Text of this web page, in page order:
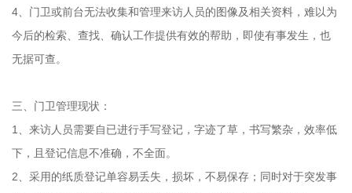
4、门卫或前台无法收集和管理来访人员的图像及相关资料，难以为
今后的检索、查找、确认工作提供有效的帮助，即使有事发生，也
无据可查。
三、门卫管理现状：
1、来访人员需要自已进行手写登记，字迹了草，书写繁杂，效率低
下，且登记信息不准确，不全面。
2、采用的纸质登记单容易丢失，损坏，不易保存；同时对于突发事